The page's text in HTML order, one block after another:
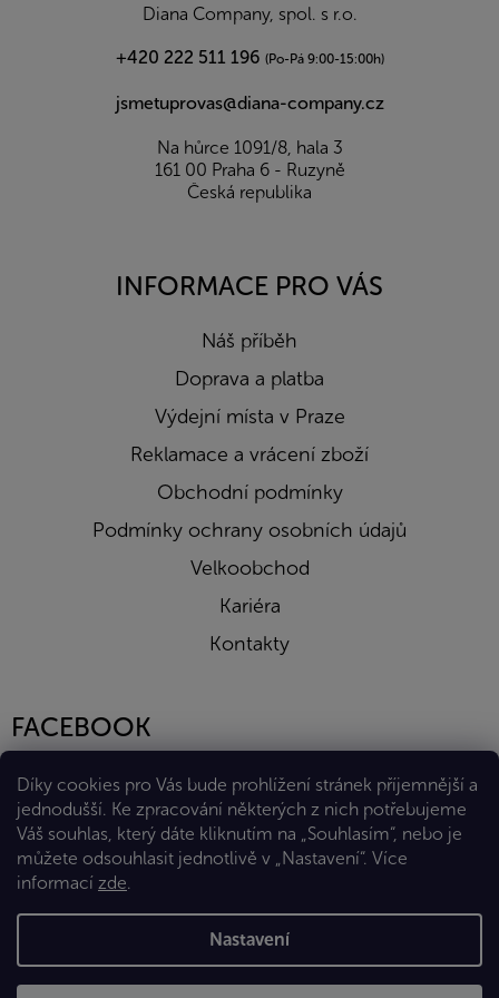
Díky cookies pro Vás bude prohlížení stránek příjemnější a
jednodušší. Ke zpracování některých z nich potřebujeme
Váš souhlas, který dáte kliknutím na „Souhlasím“, nebo je
můžete odsouhlasit jednotlivě v „Nastavení“. Více
informací zde.
Nastavení
Diana Company, spol. s r.o.
+420 222 511 196 (Po-Pá 9:00-15:00h)
jsmetuprovas@diana-company.cz
Na hůrce 1091/8, hala 3
161 00 Praha 6 - Ruzyně
Česká republika
INFORMACE PRO VÁS
Náš příběh
Doprava a platba
Výdejní místa v Praze
Reklamace a vrácení zboží
Obchodní podmínky
Podmínky ochrany osobních údajů
Velkoobchod
Kariéra
Kontakty
FACEBOOK
Vytvořil Shoptet Premium
Copyright 2026Eshop Diana Company, spol. s r.o.. Všechna